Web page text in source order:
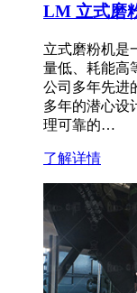
LM 立式磨
立式磨粉机是
量低、耗能高
公司多年先进
多年的潜心设
理可靠的…
了解详情